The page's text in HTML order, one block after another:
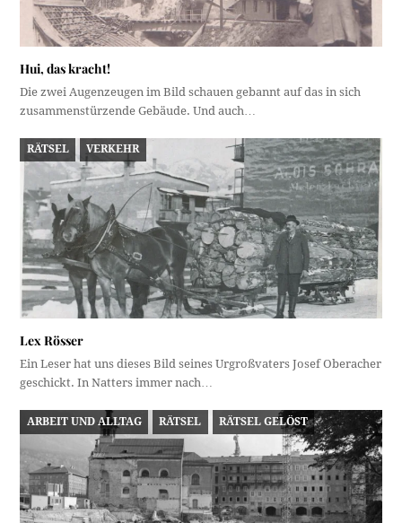
Hui, das kracht!
Die zwei Augenzeugen im Bild schauen gebannt auf das in sich
zusammenstürzende Gebäude. Und auch…
RÄTSEL VERKEHR
Lex Rösser
Ein Leser hat uns dieses Bild seines Urgroßvaters Josef Oberacher
geschickt. In Natters immer nach…
ARBEIT UND ALLTAG RÄTSEL RÄTSEL GELÖST